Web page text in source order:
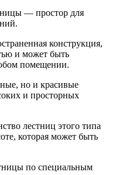
— простор для
конструкция,
и может быть
помещении.
но и красивые
и просторных
лестниц этого типа
которая может быть
по специальным